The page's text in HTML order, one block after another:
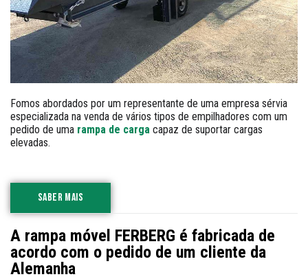
Fomos abordados por um representante de uma empresa sérvia
especializada na venda de vários tipos de empilhadores com um
pedido de uma rampa de carga capaz de suportar cargas
elevadas.
SABER MAIS
A rampa móvel FERBERG é fabricada de
acordo com o pedido de um cliente da
Alemanha